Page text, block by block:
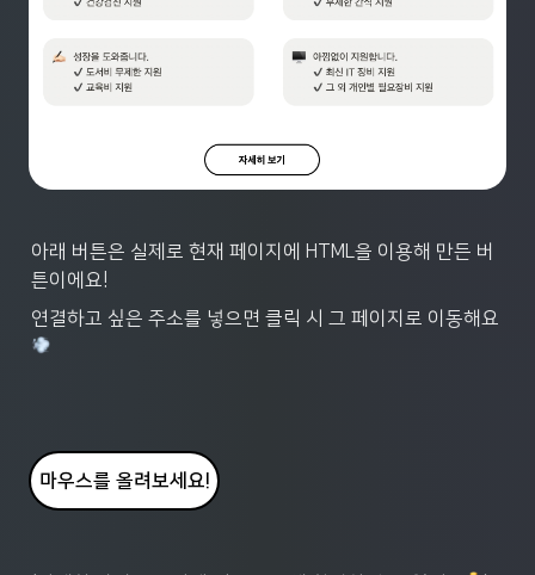
아래 버튼은 실제로 현재 페이지에 HTML을 이용해 만든 버
튼이에요!
연결하고 싶은 주소를 넣으면 클릭 시 그 페이지로 이동해요
마우스를 올려보세요!